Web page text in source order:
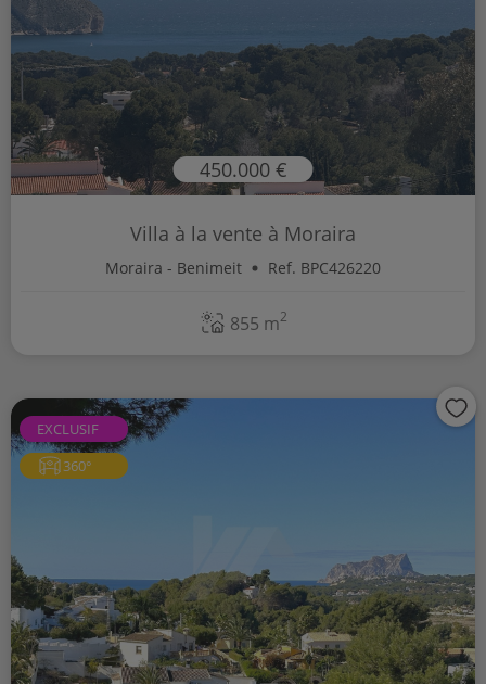
450.000 €
Villa à la vente à Moraira
Moraira - Benimeit Ref. BPC426220
855 m2
EXCLUSIF
360°